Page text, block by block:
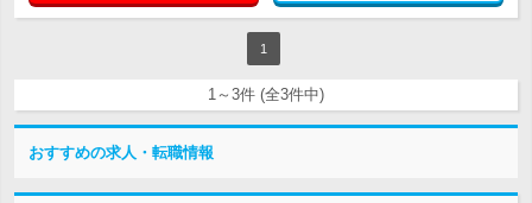
1
1～3件 (全3件中)
おすすめの求人・転職情報